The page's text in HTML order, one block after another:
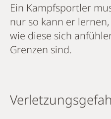
Ein Kampfsportler
nur so kann er
wie diese sich
Grenzen sind.